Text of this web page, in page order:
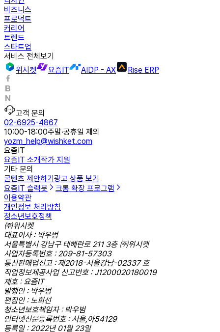
비즈니스
프로덕트
커리어
트렌드
스타트업
서비스 전체보기
위시켓
요즘IT AIDP - AX Rise ERP
고객 문의
02-6925-4867
10:00-18:00주말·공휴일 제외
yozm_help@wishket.com
요즘IT
요즘IT 소개작가 지원
기타 문의
콘텐츠 제안하기광고 상품 보기
요즘IT 슬랙봇
크롬 확장 프로그램
이용약관
개인정보 처리방침
청소년보호정책
㈜위시켓
대표이사 : 박우범
서울특별시 강남구 테헤란로 211 3층 ㈜위시켓
사업자등록번호 : 209-81-57303
통신판매업신고 : 제2018-서울강남-02337 호
직업정보제공사업 신고번호 : J1200020180019
제호 : 요즘IT
발행인 : 박우범
편집인 : 노희선
청소년보호책임자 : 박우범
인터넷신문등록번호 : 서울,아54129
등록일 : 2022년 01월 23일